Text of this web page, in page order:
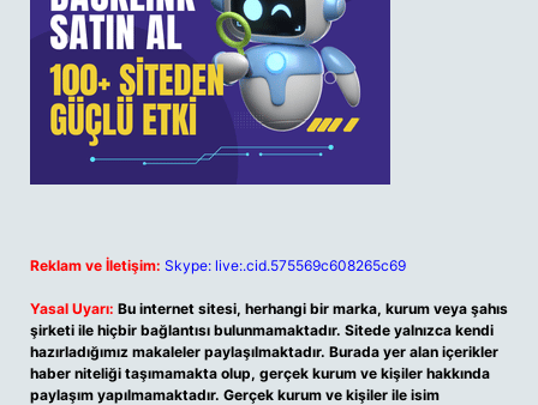
Reklam ve İletişim: Skype: live:.cid.575569c608265c69
Yasal Uyarı: Bu internet sitesi, herhangi bir marka, kurum veya şahıs
şirketi ile hiçbir bağlantısı bulunmamaktadır. Sitede yalnızca kendi
hazırladığımız makaleler paylaşılmaktadır. Burada yer alan içerikler
haber niteliği taşımamakta olup, gerçek kurum ve kişiler hakkında
paylaşım yapılmamaktadır. Gerçek kurum ve kişiler ile isim